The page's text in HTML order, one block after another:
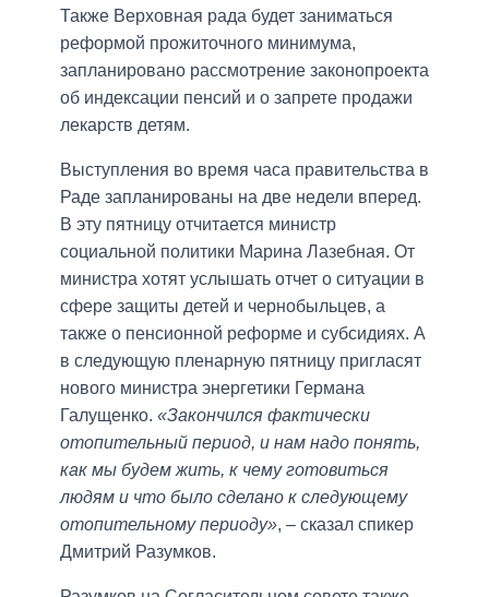
Также Верховная рада будет заниматься
реформой прожиточного минимума,
запланировано рассмотрение законопроекта
об индексации пенсий и о запрете продажи
лекарств детям.
Выступления во время часа правительства в
Раде запланированы на две недели вперед.
В эту пятницу отчитается министр
социальной политики Марина Лазебная. От
министра хотят услышать отчет о ситуации в
сфере защиты детей и чернобыльцев, а
также о пенсионной реформе и субсидиях. А
в следующую пленарную пятницу пригласят
нового министра энергетики Германа
Галущенко. «Закончился фактически
отопительный период, и нам надо понять,
как мы будем жить, к чему готовиться
людям и что было сделано к следующему
отопительному периоду», – сказал спикер
Дмитрий Разумков.